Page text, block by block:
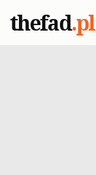
thefad.pl